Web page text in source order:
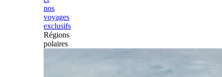
nos
voyages
exclusifs
Régions
polaires